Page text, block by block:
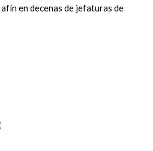
en decenas de jefaturas de